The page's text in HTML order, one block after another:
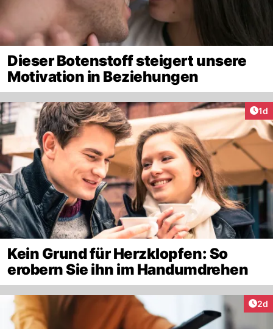
Dieser Botenstoff steigert unsere
Motivation in Beziehungen
1d
Kein Grund für Herzklopfen: So
erobern Sie ihn im Handumdrehen
2d